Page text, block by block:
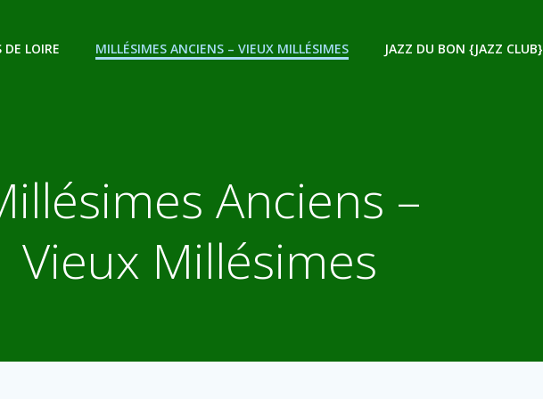
DE LOIRE MILLÉSIMES ANCIENS – VIEUX MILLÉSIMES JAZZ DU BON {JAZZ CLUB}
Anciens –
Vieux Millésimes